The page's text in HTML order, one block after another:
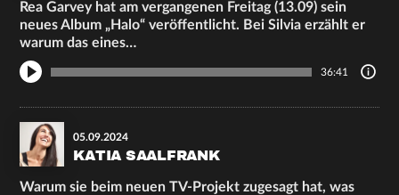
Rea Garvey hat am vergangenen Freitag (13.09) sein
neues Album „Halo“ veröffentlicht. Bei Silvia erzählt er
warum das eines…
36:41
05.09.2024
KATIA SAALFRANK
Warum sie beim neuen TV-Projekt zugesagt hat, was